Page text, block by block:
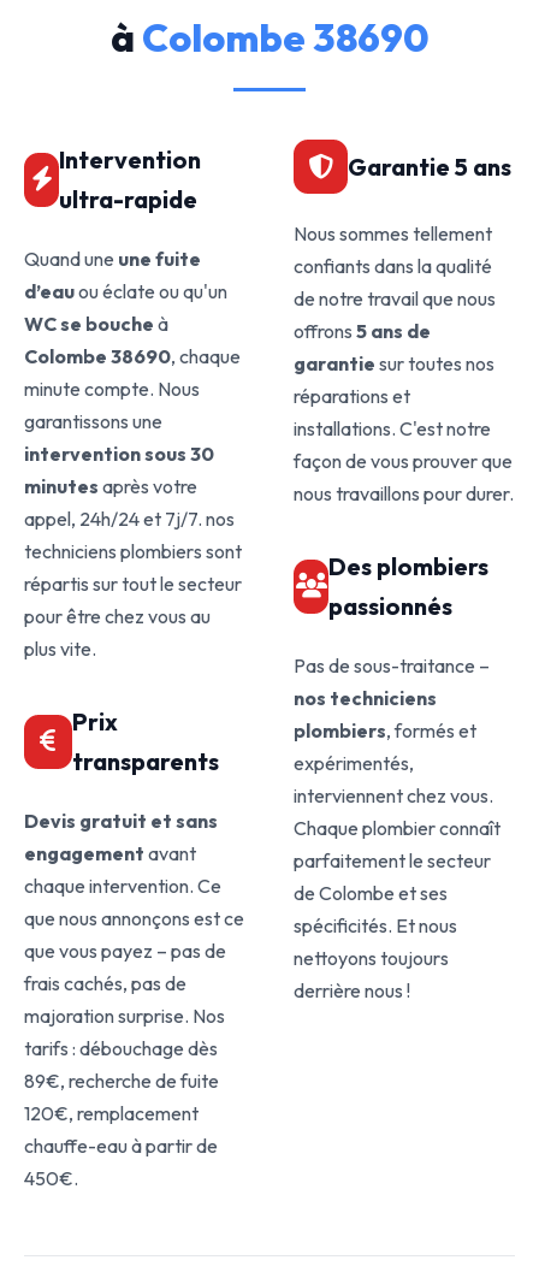
à Colombe 38690
Intervention
ultra-rapide
Quand une une fuite
d’eauou éclate ou qu'un
WC se bouche à
Colombe 38690, chaque
minute compte. Nous
garantissons une
intervention sous 30
minutes après votre
appel, 24h/24 et 7j/7. nos
techniciens plombiers sont
répartis sur tout le secteur
pour être chez vous au
plus vite.
Prix
transparents
Devis gratuit et sans
engagement avant
chaque intervention. Ce
que nous annonçons est ce
que vous payez – pas de
frais cachés, pas de
majoration surprise. Nos
tarifs : débouchage dès
89€, recherche de fuite
120€, remplacement
chauffe-eau à partir de
450€.
Garantie 5 ans
Nous sommes tellement
confiants dans la qualité
de notre travail que nous
offrons 5 ans de
garantie sur toutes nos
réparations et
installations. C'est notre
façon de vous prouver que
nous travaillons pour durer.
Des plombiers
passionnés
Pas de sous-traitance –
nos techniciens
plombiers, formés et
expérimentés,
interviennent chez vous.
Chaque plombier connaît
parfaitement le secteur
de Colombe et ses
spécificités. Et nous
nettoyons toujours
derrière nous !